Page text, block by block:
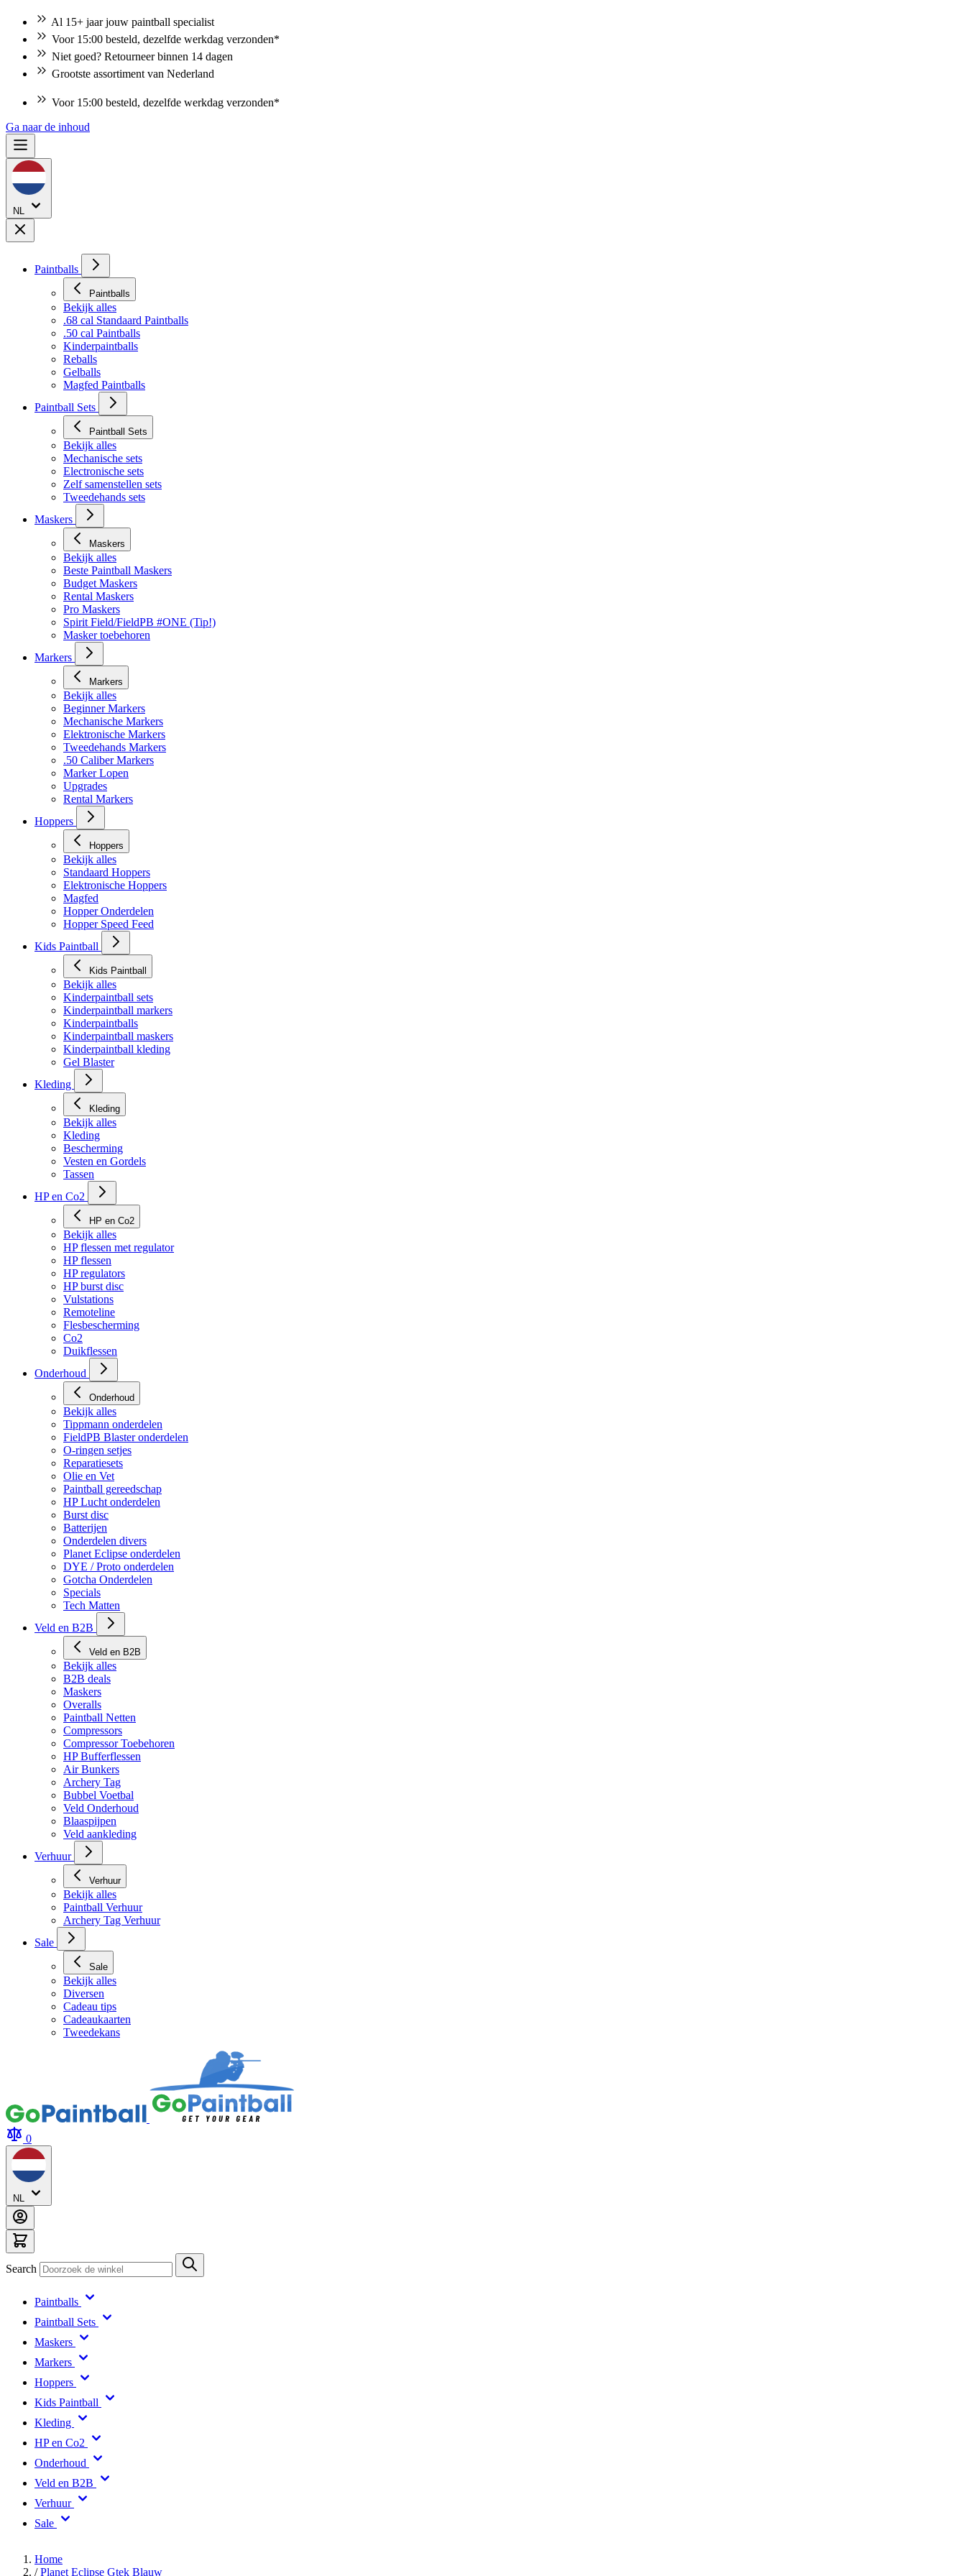
Al 15+ jaar jouw paintball specialist
Voor 15:00 besteld, dezelfde werkdag verzonden*
Niet goed? Retourneer binnen 14 dagen
Grootste assortiment van Nederland
Voor 15:00 besteld, dezelfde werkdag verzonden*
Ga naar de inhoud
NL
Paintballs
Paintballs
Bekijk alles
.68 cal Standaard Paintballs
.50 cal Paintballs
Kinderpaintballs
Reballs
Gelballs
Magfed Paintballs
Paintball Sets
Paintball Sets
Bekijk alles
Mechanische sets
Electronische sets
Zelf samenstellen sets
Tweedehands sets
Maskers
Maskers
Bekijk alles
Beste Paintball Maskers
Budget Maskers
Rental Maskers
Pro Maskers
Spirit Field/FieldPB #ONE (Tip!)
Masker toebehoren
Markers
Markers
Bekijk alles
Beginner Markers
Mechanische Markers
Elektronische Markers
Tweedehands Markers
.50 Caliber Markers
Marker Lopen
Upgrades
Rental Markers
Hoppers
Hoppers
Bekijk alles
Standaard Hoppers
Elektronische Hoppers
Magfed
Hopper Onderdelen
Hopper Speed Feed
Kids Paintball
Kids Paintball
Bekijk alles
Kinderpaintball sets
Kinderpaintball markers
Kinderpaintballs
Kinderpaintball maskers
Kinderpaintball kleding
Gel Blaster
Kleding
Kleding
Bekijk alles
Kleding
Bescherming
Vesten en Gordels
Tassen
HP en Co2
HP en Co2
Bekijk alles
HP flessen met regulator
HP flessen
HP regulators
HP burst disc
Vulstations
Remoteline
Flesbescherming
Co2
Duikflessen
Onderhoud
Onderhoud
Bekijk alles
Tippmann onderdelen
FieldPB Blaster onderdelen
O-ringen setjes
Reparatiesets
Olie en Vet
Paintball gereedschap
HP Lucht onderdelen
Burst disc
Batterijen
Onderdelen divers
Planet Eclipse onderdelen
DYE / Proto onderdelen
Gotcha Onderdelen
Specials
Tech Matten
Veld en B2B
Veld en B2B
Bekijk alles
B2B deals
Maskers
Overalls
Paintball Netten
Compressors
Compressor Toebehoren
HP Bufferflessen
Air Bunkers
Archery Tag
Bubbel Voetbal
Veld Onderhoud
Blaaspijpen
Veld aankleding
Verhuur
Verhuur
Bekijk alles
Paintball Verhuur
Archery Tag Verhuur
Sale
Sale
Bekijk alles
Diversen
Cadeau tips
Cadeaukaarten
Tweedekans
0
NL
Search
Paintballs
Paintball Sets
Maskers
Markers
Hoppers
Kids Paintball
Kleding
HP en Co2
Onderhoud
Veld en B2B
Verhuur
Sale
Home
/ Planet Eclipse Gtek Blauw